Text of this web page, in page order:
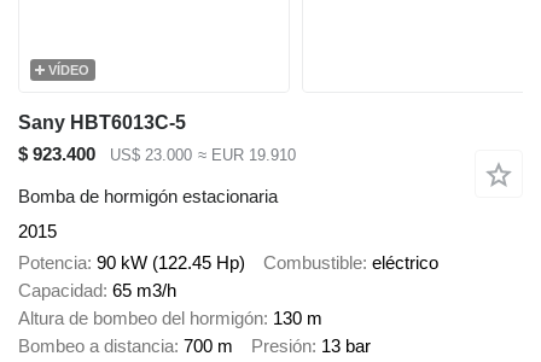
VÍDEO
Sany HBT6013C-5
$ 923.400
US$ 23.000 ≈ EUR 19.910
Bomba de hormigón estacionaria
2015
Potencia 90 kW (122.45 Hp) Combustible eléctrico
Capacidad 65 m3/h
Altura de bombeo del hormigón 130 m
Bombeo a distancia 700 m Presión 13 bar